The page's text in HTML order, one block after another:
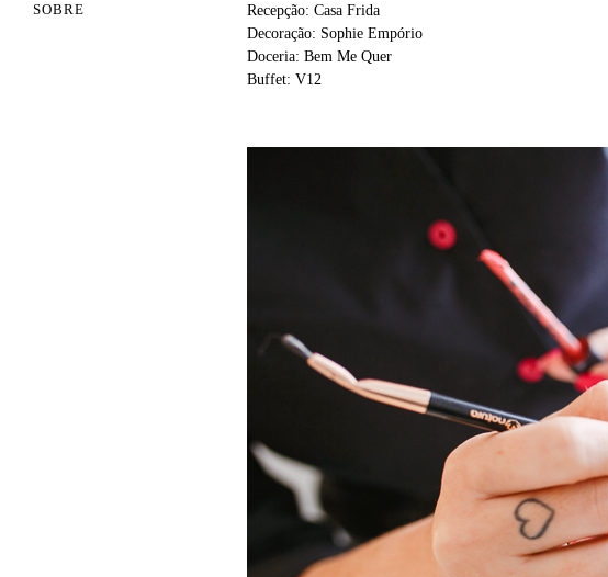
SOBRE
Recepção: Casa Frida
Decoração: Sophie Empório
Doceria: Bem Me Quer
Buffet: V12